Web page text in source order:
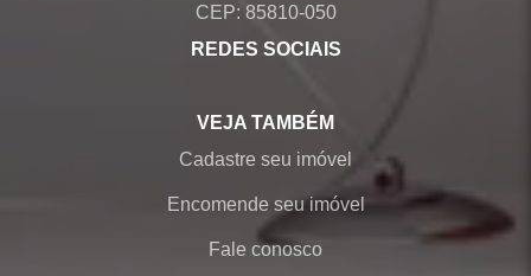
CEP: 85810-050
REDES SOCIAIS
VEJA TAMBÉM
Cadastre seu imóvel
Encomende seu imóvel
Fale conosco